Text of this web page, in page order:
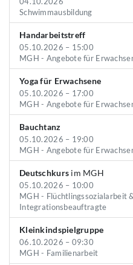
Schwimmausbildung
Handarbeitstreff
05.10.2026 – 15:00
MGH - Angebote für
Yoga für Erwachsene
05.10.2026 – 17:00
MGH - Angebote für
Bauchtanz
05.10.2026 – 19:00
MGH - Angebote für
Deutschkurs im MGH
05.10.2026 – 10:00
MGH - Flüchtlingssozialarbeit
Integrationsbeauftragte
Kleinkindspielgruppe
06.10.2026 – 09:30
MGH - Familienarbeit